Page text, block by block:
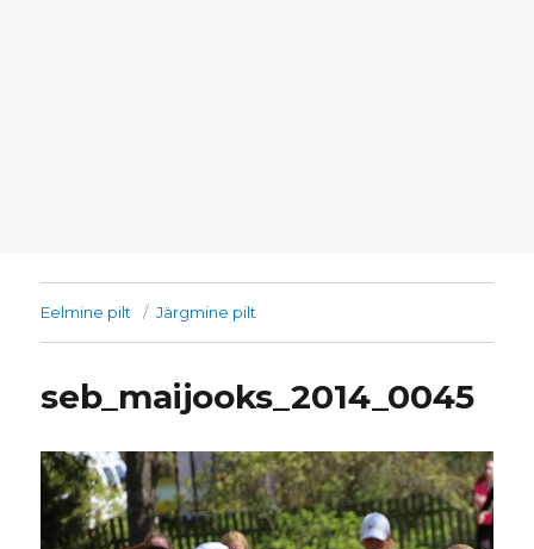
Eelmine pilt Järgmine pilt
seb_maijooks_2014_0045